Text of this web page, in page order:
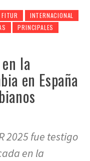
FITUR
INTERNACIONAL
PRINCIPALES
la
en España
2025 fue testigo
en la